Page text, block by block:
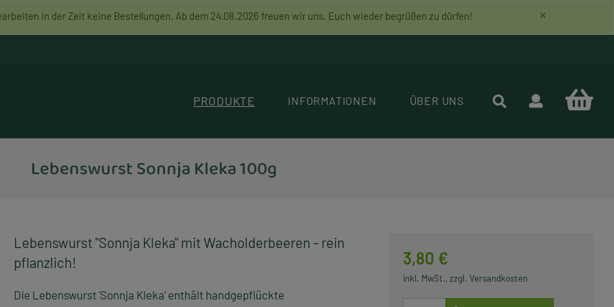
in der Zeit keine Bestellungen. Ab dem 24.08.2026 freuen wir uns, Euch wieder begrüßen zu dürfen! ×
PRODUKTE INFORMATIONEN ÜBER UNS
Lebenswurst Sonnja Kleka 100g
Lebenswurst "Sonnja Kleka" mit Wacholderbeeren - rein
pflanzlich!
Die Lebenswurst 'Sonnja Kleka' enthält handgepflückte
3,80 €
inkl. MwSt., zzgl. Versandkosten